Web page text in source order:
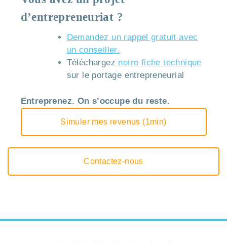
d’entrepreneuriat ?
Demandez un rappel gratuit avec
un conseiller.
Téléchargez notre fiche technique
sur le portage entrepreneurial
Entreprenez. On s’occupe du reste.
Simuler mes revenus (1min)
Contactez-nous